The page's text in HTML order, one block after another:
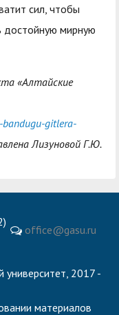
сил, чтобы
достойную мирную
«Алтайские
gitlera-
Лизуновой Г.Ю.
office@gasu.ru
университет, 2017 -
материалов